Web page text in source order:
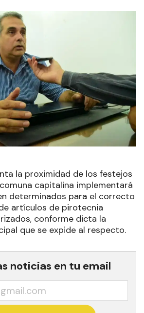
la proximidad de los festejos
capitalina implementará
determinados para el correcto
artículos de pirotecnia
conforme dicta la
que se expide al respecto.
noticias en tu email